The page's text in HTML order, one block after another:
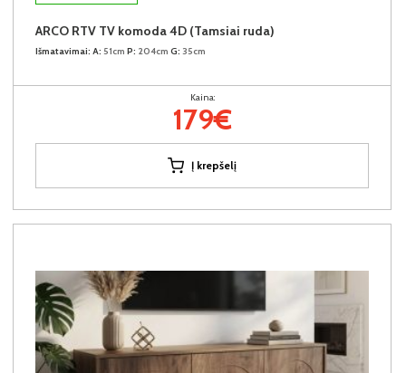
ARCO RTV TV komoda 4D (Tamsiai ruda)
Išmatavimai: A: 51cm P: 204cm G: 35cm
Kaina:
179€
Į krepšelį